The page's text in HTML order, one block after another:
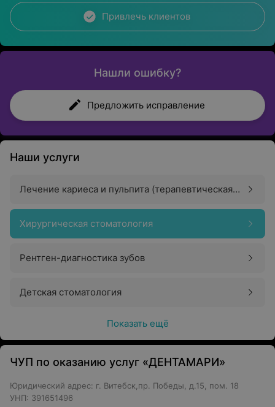
Привлечь клиентов
Нашли ошибку?
Предложить исправление
Наши услуги
Лечение кариеса и пульпита (терапевтическая
Хирургическая стоматология
Рентген-диагностика зубов
Детская стоматология
Показать ещё
ЧУП по оказанию услуг «ДЕНТАМАРИ»
Юридический адрес: г. Витебск,пр. Победы, д.15, пом. 18
УНП: 391651496